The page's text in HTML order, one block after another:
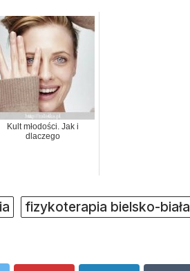
Kult młodości. Jak i
dlaczego
fizykoterapia bielsko-biała